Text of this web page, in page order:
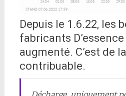
Depuis le 1.6.22, les
fabricants
augmenté. C’est de
contribuable.